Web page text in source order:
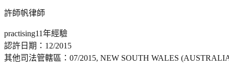
許師帆律師
practising11年經驗
認許日期： 12/2015
其他司法管轄區： 07/2015, NEW SOUTH WALES